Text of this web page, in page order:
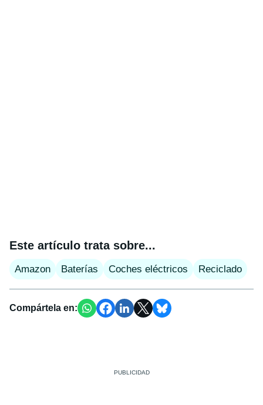
Este artículo trata sobre...
Amazon Baterías Coches eléctricos Reciclado
Compártela en: